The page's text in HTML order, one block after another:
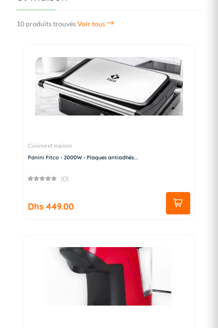
10 produits trouvésVoir tous
Cuisine et maison
Panini Fitco - 2000W - Plaques antiadhés...
(0)
Dhs 449.00